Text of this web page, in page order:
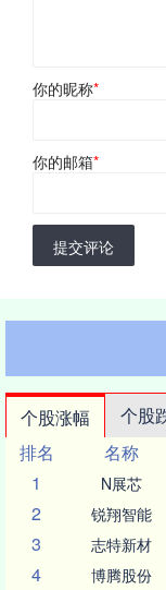
你的昵称*
你的邮箱*
提交评论
个股涨幅 个股
排名
名称
1
N展芯
2 锐翔智能
3 志特新材
4 博腾股份